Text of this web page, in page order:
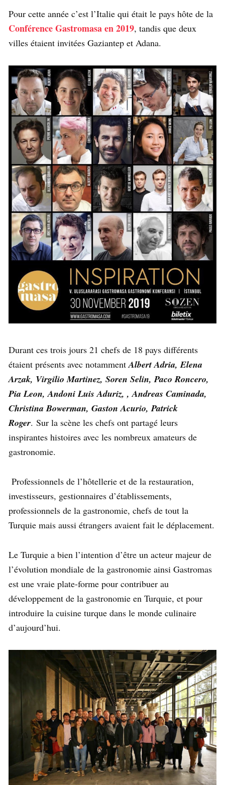
Pour cette année c’est l’Italie qui était le pays hôte de la
Conférence Gastromasa en 2019, tandis que deux
villes étaient invitées Gaziantep et Adana.
Durant ces trois jours 21 chefs de 18 pays différents
étaient présents avec notamment Albert Adria, Elena
Arzak, Virgilio Martinez, Soren Selin, Paco Roncero,
Pia Leon, Andoni Luis Aduriz, , Andreas Caminada,
Christina Bowerman, Gaston Acurio, Patrick
Roger. Sur la scène les chefs ont partagé leurs
inspirantes histoires avec les nombreux amateurs de
gastronomie.
Professionnels de l’hôtellerie et de la restauration,
investisseurs, gestionnaires d’établissements,
professionnels de la gastronomie, chefs de tout la
Turquie mais aussi étrangers avaient fait le déplacement.
Le Turquie a bien l’intention d’être un acteur majeur de
l’évolution mondiale de la gastronomie ainsi Gastromas
est une vraie plate-forme pour contribuer au
développement de la gastronomie en Turquie, et pour
introduire la cuisine turque dans le monde culinaire
d’aujourd’hui.